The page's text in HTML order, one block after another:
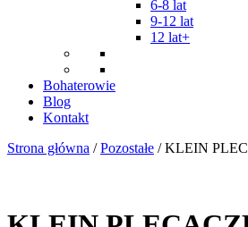
6-8 lat
9-12 lat
12 lat+
Bohaterowie
Blog
Kontakt
Strona główna /Pozostałe / KLEIN